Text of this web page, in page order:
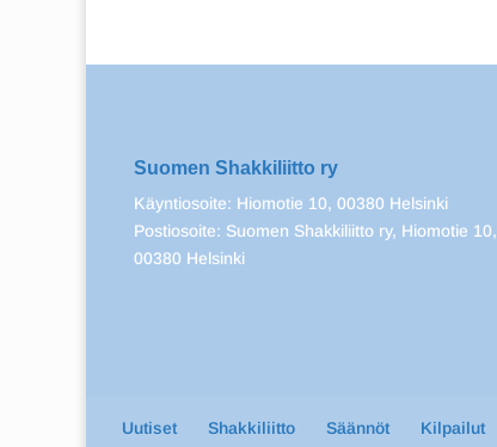
Suomen Shakkiliitto ry
Käyntiosoite: Hiomotie 10, 00380 Helsinki
Postiosoite: Suomen Shakkiliitto ry, Hiomotie 10,
00380 Helsinki
Uutiset Shakkiliitto Säännöt Kilpailut